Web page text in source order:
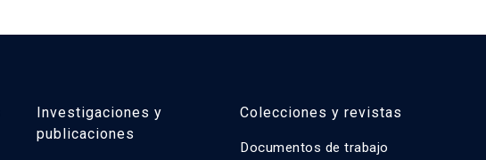
Investigaciones y
publicaciones
Colecciones y revistas
Documentos de trabajo